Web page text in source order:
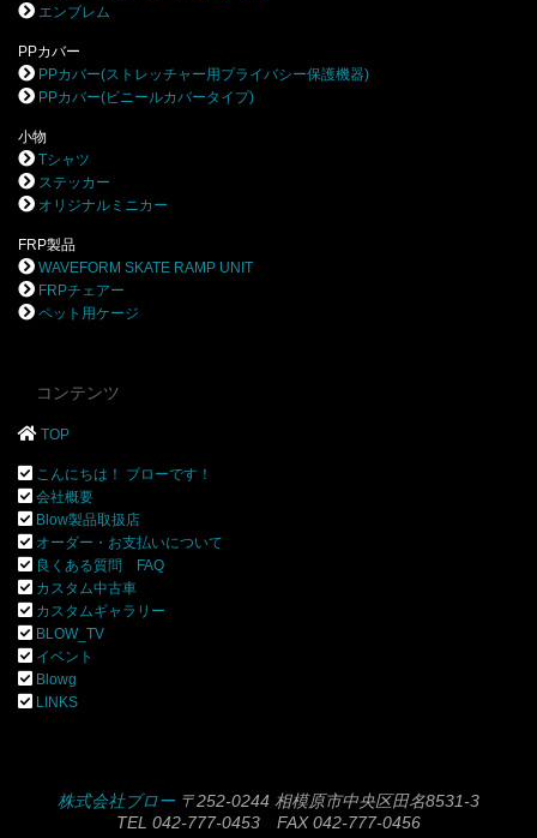
エンブレム
PPカバー
PPカバー(ストレッチャー用プライバシー保護機器)
PPカバー(ビニールカバータイプ)
小物
Tシャツ
ステッカー
オリジナルミニカー
FRP製品
WAVEFORM SKATE RAMP UNIT
FRPチェアー
ペット用ケージ
コンテンツ
TOP
こんにちは！ ブローです！
会社概要
Blow製品取扱店
オーダー・お支払いについて
良くある質問 FAQ
カスタム中古車
カスタムギャラリー
BLOW_TV
イベント
Blowg
LINKS
株式会社ブロー 〒252-0244 相模原市中央区田名8531-3
TEL 042-777-0453 FAX 042-777-0456